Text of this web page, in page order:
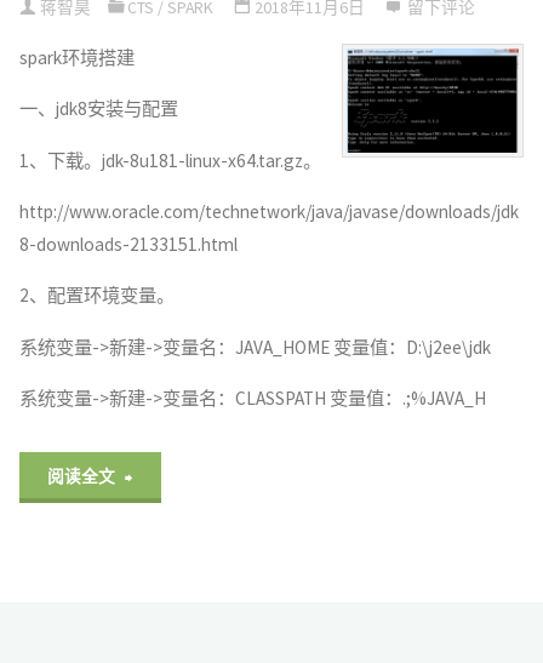
蒋智昊 CTS / SPARK 2018年11月6日 留下评论
spark环境搭建
一、jdk8安装与配置
1、下载。jdk-8u181-linux-x64.tar.gz。
http://www.oracle.com/technetwork/java/javase/downloads/jdk
8-downloads-2133151.html
2、配置环境变量。
系统变量->新建->变量名：JAVA_HOME 变量值：D:\j2ee\jdk
系统变量->新建->变量名：CLASSPATH 变量值：.;%JAVA_H
阅读全文